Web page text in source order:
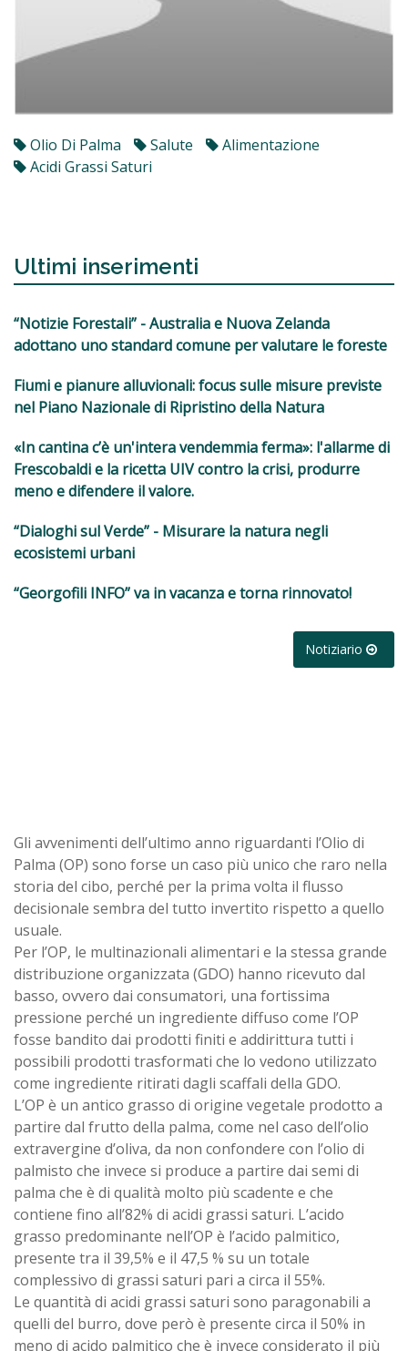
Olio Di Palma Salute
Alimentazione
Acidi Grassi Saturi
Ultimi inserimenti
“Notizie Forestali” - Australia e Nuova Zelanda
adottano uno standard comune per valutare le foreste
Fiumi e pianure alluvionali: focus sulle misure previste
nel Piano Nazionale di Ripristino della Natura
«In cantina c’è un'intera vendemmia ferma»: l'allarme di
Frescobaldi e la ricetta UIV contro la crisi, produrre
meno e difendere il valore.
“Dialoghi sul Verde” - Misurare la natura negli
ecosistemi urbani
“Georgofili INFO” va in vacanza e torna rinnovato!
Notiziario
Gli avvenimenti dell’ultimo anno riguardanti l’Olio di
Palma (OP) sono forse un caso più unico che raro nella
storia del cibo, perché per la prima volta il flusso
decisionale sembra del tutto invertito rispetto a quello
usuale.
Per l’OP, le multinazionali alimentari e la stessa grande
distribuzione organizzata (GDO) hanno ricevuto dal
basso, ovvero dai consumatori, una fortissima
pressione perché un ingrediente diffuso come l’OP
fosse bandito dai prodotti finiti e addirittura tutti i
possibili prodotti trasformati che lo vedono utilizzato
come ingrediente ritirati dagli scaffali della GDO.
L’OP è un antico grasso di origine vegetale prodotto a
partire dal frutto della palma, come nel caso dell’olio
extravergine d’oliva, da non confondere con l’olio di
palmisto che invece si produce a partire dai semi di
palma che è di qualità molto più scadente e che
contiene fino all’82% di acidi grassi saturi. L’acido
grasso predominante nell’OP è l’acido palmitico,
presente tra il 39,5% e il 47,5 % su un totale
complessivo di grassi saturi pari a circa il 55%.
Le quantità di acidi grassi saturi sono paragonabili a
quelli del burro, dove però è presente circa il 50% in
meno di acido palmitico che è invece considerato il più